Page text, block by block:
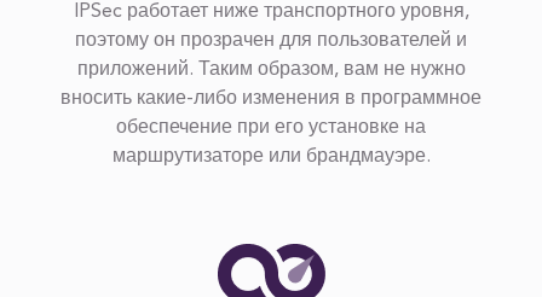
IPSec работает ниже транспортного уровня,
поэтому он прозрачен для пользователей и
приложений. Таким образом, вам не нужно
вносить какие-либо изменения в программное
обеспечение при его установке на
маршрутизаторе или брандмауэре.